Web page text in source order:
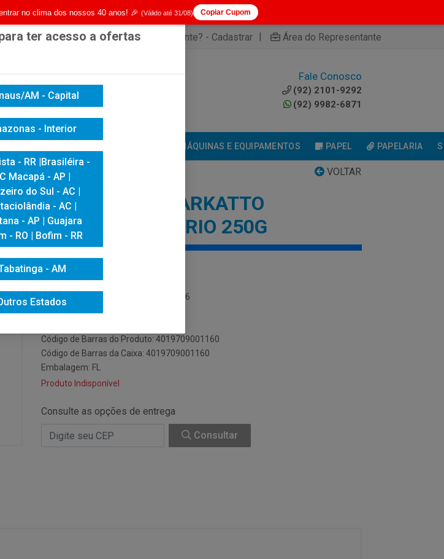
Já é cliente? - Entrar | Não é cliente? - Cadastrar | Área do Representante
Fale Conosco
(92) 2101-9292
(92) 9982-6871
MÁQUINAS E EQUIPAMENTOS PAPEL PAPELARIA
VOLTAR
COLOR PLUS MARKATTO
CONCETTO AVORIO 250G
Código do Fabricante: 2000000000196
Código de Barras do Produto: 4019709001160
Código de Barras da Caixa: 4019709001160
Embalagem: FL
Produto Indisponível
Consulte as opções de entrega
Consultar
ter acesso a ofertas
AM - Capital
- Interior
- RR |Brasiléira -
Macapá - AP |
do Sul - AC |
- AC |
- AP | Guajara
- RO | Bofim - RR
- AM
Estados
no clima dos nossos 40 anos! 🎉 (Válido até 31/08) Copiar Cupom